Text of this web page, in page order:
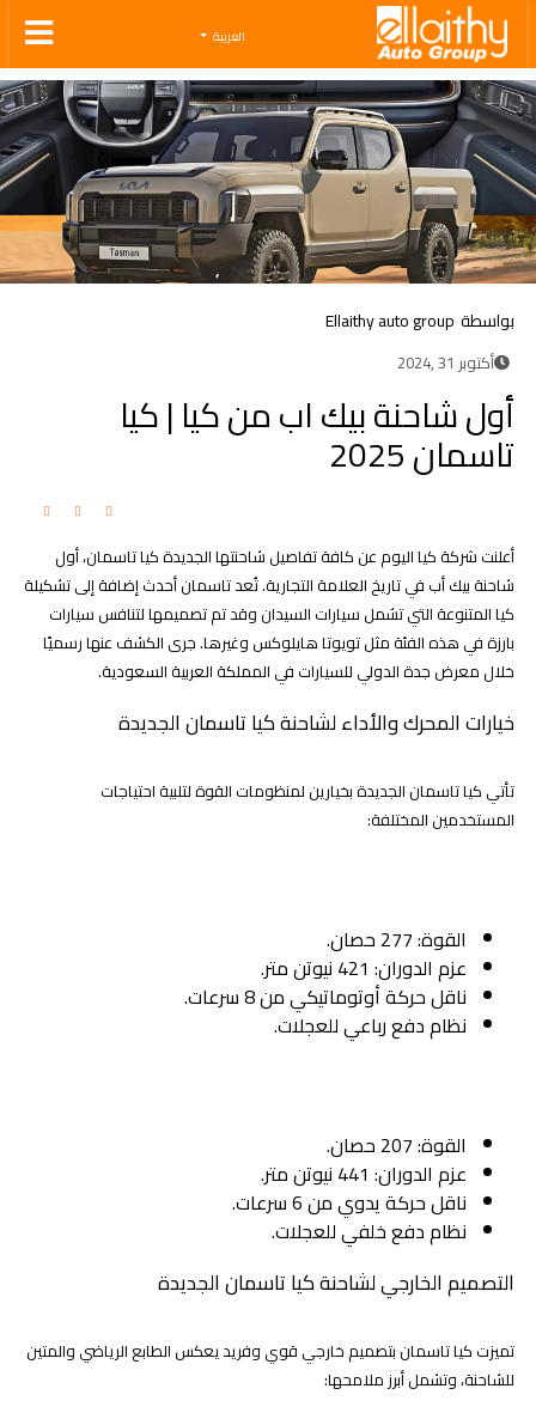
Ellaithy Auto Group
العربية
بواسطة Ellaithy auto group
أكتوبر 31 ,2024
أول شاحنة بيك اب من كيا | كيا
تاسمان 2025
أعلنت شركة كيا اليوم عن كافة تفاصيل شاحنتها الجديدة كيا تاسمان، أول
شاحنة بيك أب في تاريخ العلامة التجارية. تُعد تاسمان أحدث إضافة إلى تشكيلة
كيا المتنوعة التي تشمل سيارات السيدان وقد تم تصميمها لتنافس سيارات
بارزة في هذه الفئة مثل تويوتا هايلوكس وغيرها. جرى الكشف عنها رسميًا
خلال معرض جدة الدولي للسيارات في المملكة العربية السعودية.
خيارات المحرك والأداء لشاحنة كيا تاسمان الجديدة
تأتي كيا تاسمان الجديدة بخيارين لمنظومات القوة لتلبية احتياجات
المستخدمين المختلفة:
القوة: 277 حصان.
عزم الدوران: 421 نيوتن متر.
ناقل حركة أوتوماتيكي من 8 سرعات.
نظام دفع رباعي للعجلات.
القوة: 207 حصان.
عزم الدوران: 441 نيوتن متر.
ناقل حركة يدوي من 6 سرعات.
نظام دفع خلفي للعجلات.
التصميم الخارجي لشاحنة كيا تاسمان الجديدة
تميزت كيا تاسمان بتصميم خارجي قوي وفريد يعكس الطابع الرياضي والمتين
للشاحنة، وتشمل أبرز ملامحها: